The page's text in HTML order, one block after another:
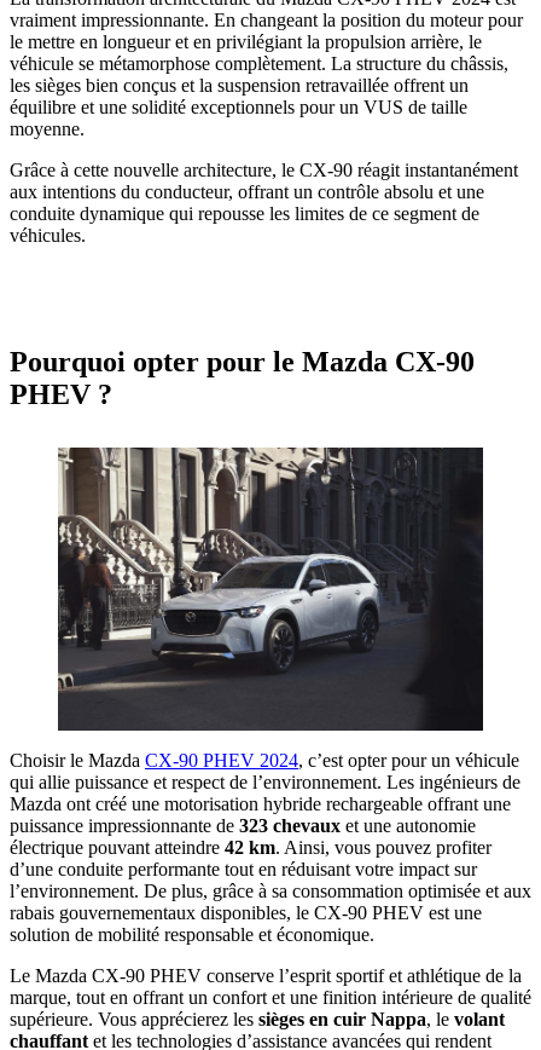
vraiment impressionnante. En changeant la position du moteur pour
le mettre en longueur et en privilégiant la propulsion arrière, le
véhicule se métamorphose complètement. La structure du châssis,
les sièges bien conçus et la suspension retravaillée offrent un
équilibre et une solidité exceptionnels pour un VUS de taille
moyenne.
Grâce à cette nouvelle architecture, le CX-90 réagit instantanément
aux intentions du conducteur, offrant un contrôle absolu et une
conduite dynamique qui repousse les limites de ce segment de
véhicules.
Pourquoi opter pour le Mazda CX-90
PHEV ?
Choisir le Mazda CX-90 PHEV 2024, c’est opter pour un véhicule
qui allie puissance et respect de l’environnement. Les ingénieurs de
Mazda ont créé une motorisation hybride rechargeable offrant une
puissance impressionnante de 323 chevaux et une autonomie
électrique pouvant atteindre 42 km. Ainsi, vous pouvez profiter
d’une conduite performante tout en réduisant votre impact sur
l’environnement. De plus, grâce à sa consommation optimisée et aux
rabais gouvernementaux disponibles, le CX-90 PHEV est une
solution de mobilité responsable et économique.
Le Mazda CX-90 PHEV conserve l’esprit sportif et athlétique de la
marque, tout en offrant un confort et une finition intérieure de qualité
supérieure. Vous apprécierez les sièges en cuir Nappa, le volant
chauffant et les technologies d’assistance avancées qui rendent